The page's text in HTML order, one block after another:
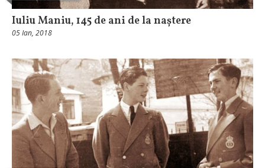
Iuliu Maniu, 145 de ani de la naștere
05 Ian, 2018